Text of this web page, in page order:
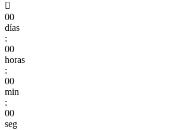

00
días
:
00
horas
:
00
min
:
00
seg